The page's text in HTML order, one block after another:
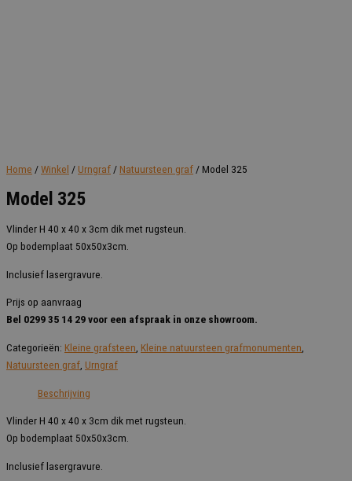
Home /Winkel / Urngraf/ Natuursteen graf/ Model 325
Model 325
Vlinder H 40 x 40 x 3cm dik met rugsteun.
Op bodemplaat 50x50x3cm.
Inclusief lasergravure.
Prijs op aanvraag
Bel 0299 35 14 29 voor een afspraak in onze showroom.
Categorieën: Kleine grafsteen Kleine natuursteen grafmonumenten
Natuursteen graf Urngraf
Beschrijving
Vlinder H 40 x 40 x 3cm dik met rugsteun.
Op bodemplaat 50x50x3cm.
Inclusief lasergravure.